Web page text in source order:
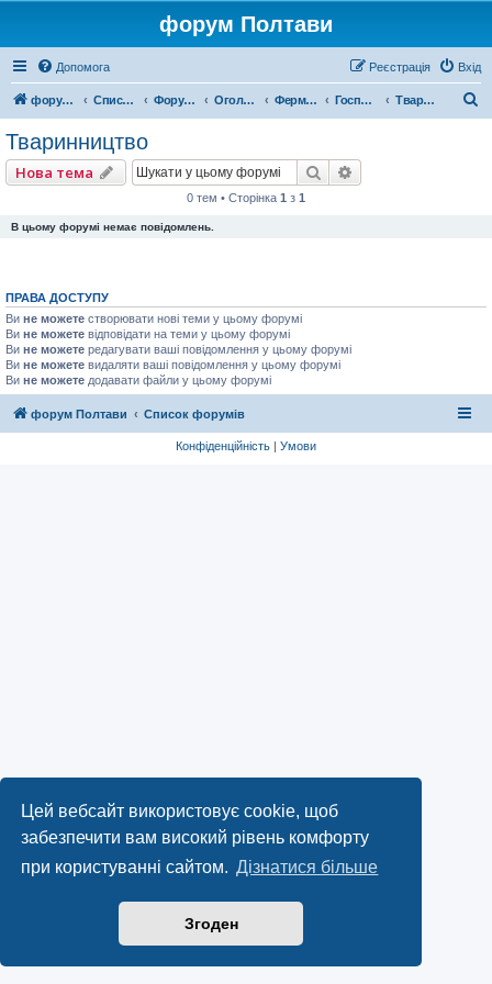
Цей вебсайт використовує cookie, щоб
забезпечити вам високий рівень комфорту
при користуванні сайтом. Дізнатися більше
Згоден
форум Полтави
Допомога Вхід
Реєстрація
форум Полтави Список форумів Форум міста Полтава Оголошення міста Полтава Ферма, Продукти Господарство Тваринництво
Тваринництво
Нова тема Пошук
0 тем • Сторінка 1 з 1
В цьому форумі немає повідомлень.
ПРАВА ДОСТУПУ
Ви не можете створювати нові теми у цьому форумі
Ви не можете відповідати на теми у цьому форумі
Ви не можете редагувати ваші повідомлення у цьому форумі
Ви не можете видаляти ваші повідомлення у цьому форумі
Ви не можете додавати файли у цьому форумі
форум Полтави Список форумів
Конфіденційність | Умови